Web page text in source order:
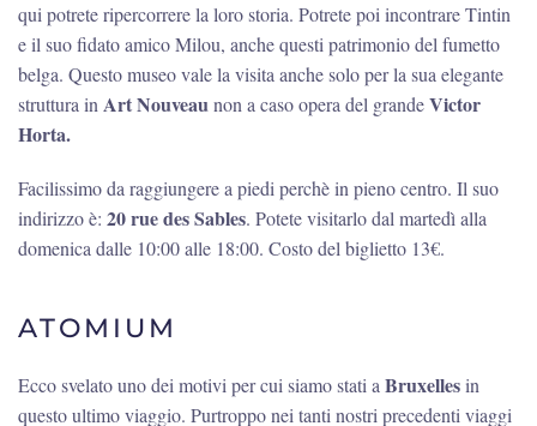
qui potrete ripercorrere la loro storia. Potrete poi incontrare Tintin
e il suo fidato amico Milou, anche questi patrimonio del fumetto
belga. Questo museo vale la visita anche solo per la sua elegante
struttura inArt Nouveaunon a caso opera del grandeVictor
Horta.
Facilissimo da raggiungere a piedi perchè in pieno centro. Il suo
indirizzo è: 20 rue des Sables. Potete visitarlo dal martedì alla
domenica dalle 10:00 alle 18:00. Costo del biglietto 13€.
ATOMIUM
Ecco svelato uno dei motivi per cui siamo stati aBruxellesin
questo ultimo viaggio. Purtroppo nei tanti nostri precedenti viaggi